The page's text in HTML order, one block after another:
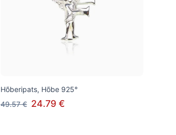
Hõberipats, Hõbe 925°
49.57 € 24.79 €